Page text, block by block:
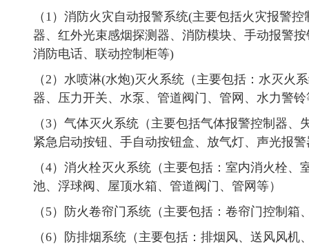
（1）消防火灾自动报警系统(主要包括火灾报警
器、红外光束感烟探测器、消防模块、手动报警
消防电话、联动控制柜等)
（2）水喷淋(水炮)灭火系统（主要包括：水灭火
器、压力开关、水泵、管道阀门、管网、水力警
（3）气体灭火系统（主要包括气体报警控制器
紧急启动按钮、手自动按钮盒、放气灯、声光报
（4）消火栓灭火系统（主要包括：室内消火栓
池、浮球阀、屋顶水箱、管道阀门、管网等）
（5）防火卷帘门系统（主要包括：卷帘门控制
（6）防排烟系统（主要包括：排烟风、送风风